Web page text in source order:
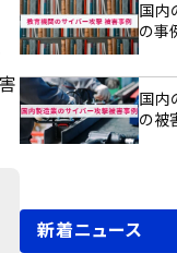
国内
の事
国内
の被
新着ニュース